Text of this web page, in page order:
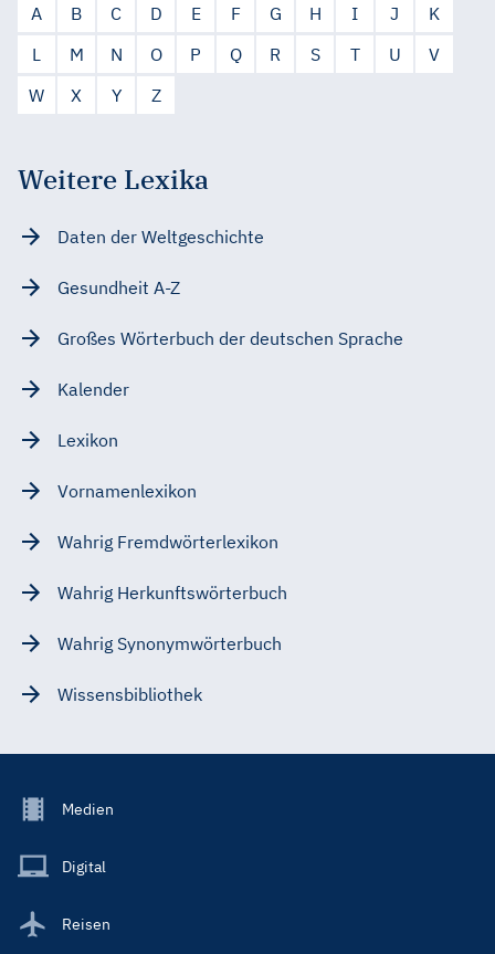
A B C D E F G H I J
K
L
M N O P Q R S T U
V
W
X Y Z
Weitere Lexika
Daten der Weltgeschichte
Gesundheit A-Z
Großes Wörterbuch der deutschen Sprache
Kalender
Lexikon
Vornamenlexikon
Wahrig Fremdwörterlexikon
Wahrig Herkunftswörterbuch
Wahrig Synonymwörterbuch
Wissensbibliothek
Footer
Main
Medien
Digital
Reisen